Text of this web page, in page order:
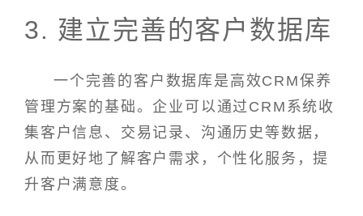
3. 建立完善的客户数据库
一个完善的客户数据库是高效CRM保养
管理方案的基础。企业可以通过CRM系统收
集客户信息、交易记录、沟通历史等数据，
从而更好地了解客户需求，个性化服务，提
升客户满意度。